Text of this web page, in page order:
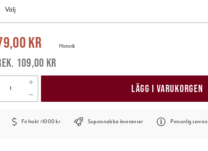
Välj
pris:
kr
109,00 kr
Historik
LÄGG I VARUKORGEN
Fri frakt >1000 kr Supersnabba leveranser Personlig service